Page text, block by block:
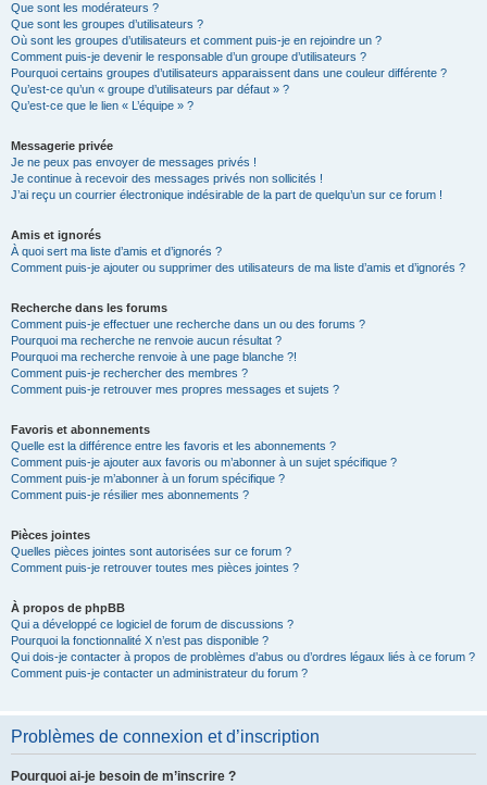
Que sont les modérateurs ?
Que sont les groupes d’utilisateurs ?
Où sont les groupes d’utilisateurs et comment puis-je en rejoindre un ?
Comment puis-je devenir le responsable d’un groupe d’utilisateurs ?
Pourquoi certains groupes d’utilisateurs apparaissent dans une couleur différente ?
Qu’est-ce qu’un « groupe d’utilisateurs par défaut » ?
Qu’est-ce que le lien « L’équipe » ?
Messagerie privée
Je ne peux pas envoyer de messages privés !
Je continue à recevoir des messages privés non sollicités !
J’ai reçu un courrier électronique indésirable de la part de quelqu’un sur ce forum !
Amis et ignorés
À quoi sert ma liste d’amis et d’ignorés ?
Comment puis-je ajouter ou supprimer des utilisateurs de ma liste d’amis et d’ignorés ?
Recherche dans les forums
Comment puis-je effectuer une recherche dans un ou des forums ?
Pourquoi ma recherche ne renvoie aucun résultat ?
Pourquoi ma recherche renvoie à une page blanche ?!
Comment puis-je rechercher des membres ?
Comment puis-je retrouver mes propres messages et sujets ?
Favoris et abonnements
Quelle est la différence entre les favoris et les abonnements ?
Comment puis-je ajouter aux favoris ou m’abonner à un sujet spécifique ?
Comment puis-je m’abonner à un forum spécifique ?
Comment puis-je résilier mes abonnements ?
Pièces jointes
Quelles pièces jointes sont autorisées sur ce forum ?
Comment puis-je retrouver toutes mes pièces jointes ?
À propos de phpBB
Qui a développé ce logiciel de forum de discussions ?
Pourquoi la fonctionnalité X n’est pas disponible ?
Qui dois-je contacter à propos de problèmes d’abus ou d’ordres légaux liés à ce forum ?
Comment puis-je contacter un administrateur du forum ?
Problèmes de connexion et d’inscription
Pourquoi ai-je besoin de m’inscrire ?